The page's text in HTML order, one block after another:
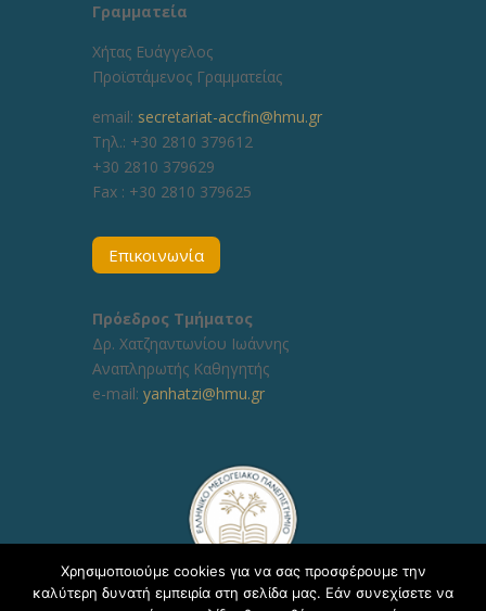
Γραμματεία
Χήτας Ευάγγελος
Προϊστάμενος Γραμματείας
email: secretariat-accfin@hmu.gr
Τηλ.: +30 2810 379612
+30 2810 379629
Fax : +30 2810 379625
Επικοινωνία
Πρόεδρος Τμήματος
Δρ. Χατζηαντωνίου Ιωάννης
Αναπληρωτής Καθηγητής
e-mail: yanhatzi@hmu.gr
Χρησιμοποιούμε cookies για να σας προσφέρουμε την
καλύτερη δυνατή εμπειρία στη σελίδα μας. Εάν συνεχίσετε να